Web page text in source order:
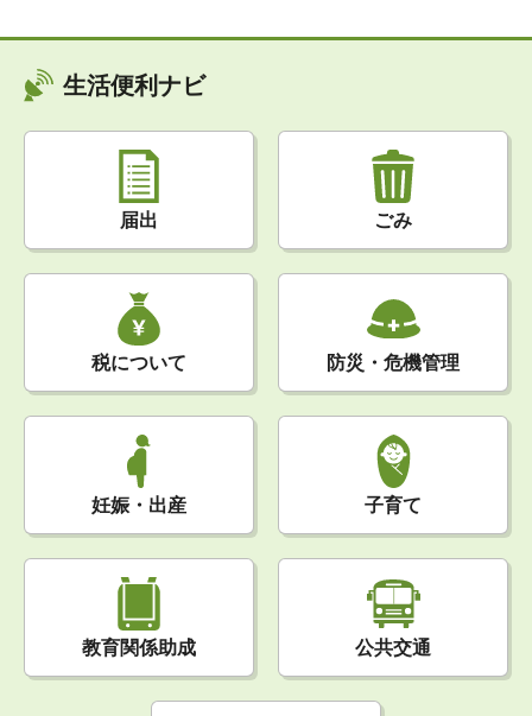
生活便利ナビ
届出 ごみ
税について 防災・危機管理
妊娠・出産 子育て
教育関係助成 公共交通